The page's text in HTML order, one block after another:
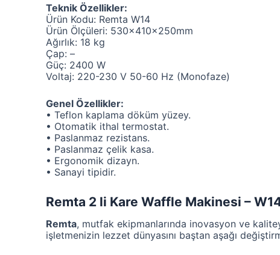
Teknik Özellikler:
Ürün Kodu: Remta W14
Ürün Ölçüleri: 530x410x250mm
Ağırlık: 18 kg
Çap: –
Güç: 2400 W
Voltaj: 220-230 V 50-60 Hz (Monofaze)
Genel Özellikler:
• Teflon kaplama döküm yüzey.
• Otomatik ithal termostat.
• Paslanmaz rezistans.
• Paslanmaz çelik kasa.
• Ergonomik dizayn.
• Sanayi tipidir.
Remta 2 li Kare Waffle Makinesi –
Remta, mutfak ekipmanlarında inovasyon ve
işletmenizin lezzet dünyasını baştan aşağı